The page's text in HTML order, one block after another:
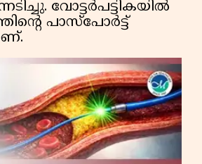
വോട്ടർപട്ടികയിൽ
പാസ്‌പോർട്ട്